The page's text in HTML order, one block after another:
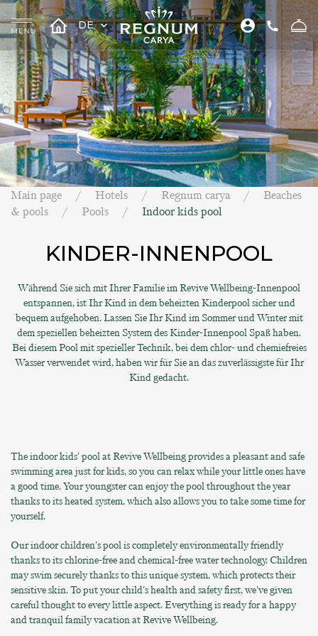
DE
Main page Hotels Regnum carya
Beaches
& pools
Pools Indoor kids pool
KINDER-INNENPOOL
Während Sie sich mit Ihrer Familie im Revive Wellbeing-Innenpool
entspannen, ist Ihr Kind in dem beheizten Kinderpool sicher und
bequem aufgehoben. Lassen Sie Ihr Kind im Sommer und Winter mit
dem speziellen beheizten System des Kinder-Innenpool Spaß haben.
Bei diesem Pool mit spezieller Technik, bei dem chlor- und chemiefreies
Wasser verwendet wird, haben wir für Sie an das zuverlässigste für Ihr
Kind gedacht.
The indoor kids' pool at Revive Wellbeing provides a pleasant and safe
swimming area just for kids, so you can relax while your little ones have
a good time. Your youngster can enjoy the pool throughout the year
thanks to its heated system, which also allows you to take some time for
yourself.
Our indoor children's pool is completely environmentally friendly
thanks to its chlorine-free and chemical-free water technology. Children
may swim securely thanks to this unique system, which protects their
sensitive skin. To put your child's health and safety first, we've given
careful thought to every little aspect. Everything is ready for a happy
and tranquil family vacation at Revive Wellbeing.